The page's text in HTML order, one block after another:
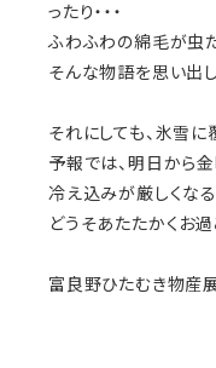
ったり・・・
ふわふわの綿毛が虫た
そんな物語を思い出し
それにしても、氷雪に
予報では、明日から
冷え込みが厳しくなる
どうそあたたかくお過
富良野ひたむき物産